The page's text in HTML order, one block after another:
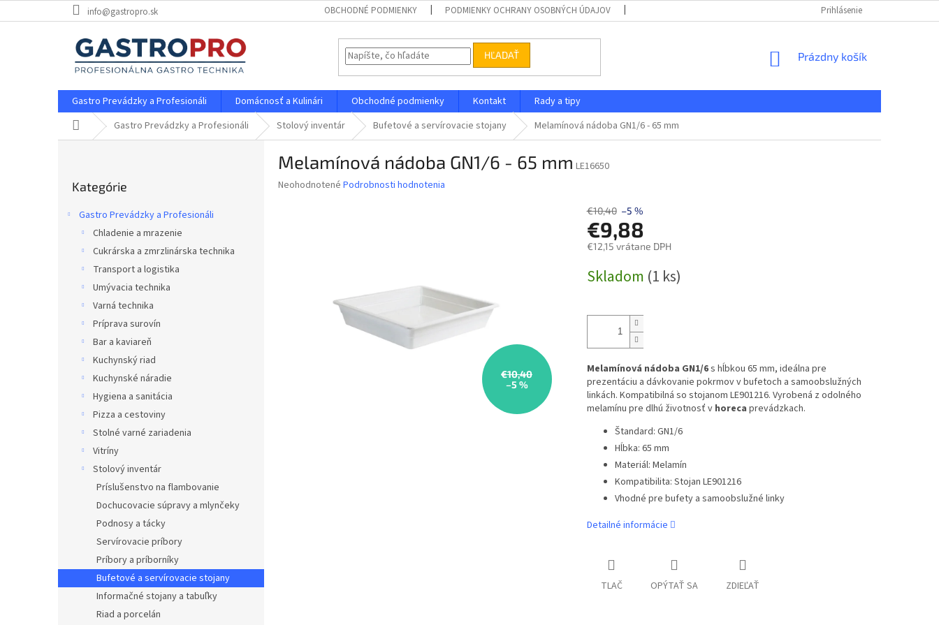
na
info@gastropro.sk OBCHODNÉ PODMIENKY PODMIENKY OCHRANY OSOBNÝCH ÚDAJOV DOPRAVA A PLATBA
Prihlásenie
HĽADAŤ
NÁKUPNÝ
Prázdny košík
Gastro Prevádzky a Profesionáli Domácnosť a Kulinári Obchodné podmienky Kontakt
Rady a tipy
Domov Gastro Prevádzky a Profesionáli Stolový inventár Bufetové a servírovacie stojany Melamínová nádoba GN1/6 - 65 mm
kategórie
Kategórie
Gastro Prevádzky a Profesionáli
Chladenie a mrazenie
Cukrárska a zmrzlinárska technika
Transport a logistika
Umývacia technika
Varná technika
Príprava surovín
Bar a kaviareň
Kuchynský riad
Kuchynské náradie
Hygiena a sanitácia
Pizza a cestoviny
Stolné varné zariadenia
Vitríny
Stolový inventár
Príslušenstvo na flambovanie
Dochucovacie súpravy a mlynčeky
Podnosy a tácky
Servírovacie príbory
Príbory a príborníky
Bufetové a servírovacie stojany
Informačné stojany a tabuľky
Riad a porcelán
Melamínová nádoba GN1/6 - 65 mm LE16650
Priemerné
Neohodnotené Podrobnosti hodnotenia
€10,40
–5 %
€10,40 –5 %
€9,88
€12,15 vrátane DPH
cena:
Skladom (1 ks)
Melamínová nádoba GN1/6s hĺbkou 65 mm, ideálna pre
prezentáciu a dávkovanie pokrmov v bufetoch a samoobslužných
linkách. Kompatibilná so stojanom LE901216. Vyrobená z odolného
melamínu pre dlhú životnosť v horeca prevádzkach.
Štandard: GN1/6
Hĺbka: 65 mm
Materiál: Melamín
Kompatibilita: Stojan LE901216
Vhodné pre bufety a samoobslužné linky
Detailné informácie
TLAČ OPÝTAŤ SA ZDIEĽAŤ